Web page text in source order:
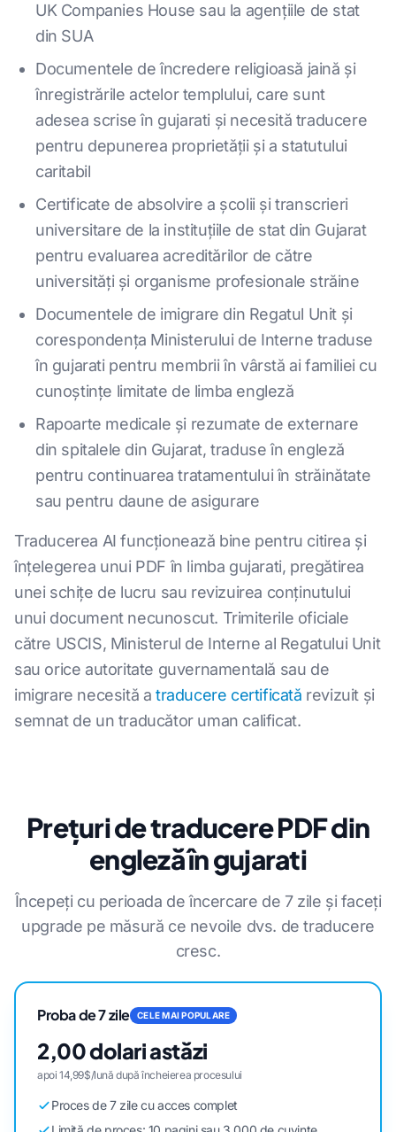
UK Companies House sau la agențiile de stat
din SUA
Documentele de încredere religioasă jaină și
înregistrările actelor templului, care sunt
adesea scrise în gujarati și necesită traducere
pentru depunerea proprietății și a statutului
caritabil
Certificate de absolvire a școlii și transcrieri
universitare de la instituțiile de stat din Gujarat
pentru evaluarea acreditărilor de către
universități și organisme profesionale străine
Documentele de imigrare din Regatul Unit și
corespondența Ministerului de Interne traduse
în gujarati pentru membrii în vârstă ai familiei cu
cunoștințe limitate de limba engleză
Rapoarte medicale și rezumate de externare
din spitalele din Gujarat, traduse în engleză
pentru continuarea tratamentului în străinătate
sau pentru daune de asigurare
Traducerea AI funcționează bine pentru citirea și
înțelegerea unui PDF în limba gujarati, pregătirea
unei schițe de lucru sau revizuirea conținutului
unui document necunoscut. Trimiterile oficiale
către USCIS, Ministerul de Interne al Regatului Unit
sau orice autoritate guvernamentală sau de
imigrare necesită a traducere certificată revizuit și
semnat de un traducător uman calificat.
Prețuri de traducere PDF din
engleză în gujarati
Începeți cu perioada de încercare de 7 zile și faceți
upgrade pe măsură ce nevoile dvs. de traducere
cresc.
Proba de 7 zile CELE MAI POPULARE
2,00 dolari astăzi
apoi 14,99$/lună după încheierea procesului
Proces de 7 zile cu acces complet